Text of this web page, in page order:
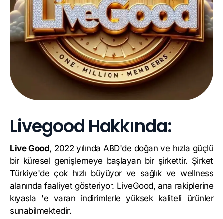
Livegood Hakkında:
Live Good, 2022 yılında ABD'de doğan ve hızla güçlü
bir küresel genişlemeye başlayan bir şirkettir. Şirket
Türkiye'de çok hızlı büyüyor ve sağlık ve wellness
alanında faaliyet gösteriyor. LiveGood, ana rakiplerine
kıyasla 'e varan indirimlerle yüksek kaliteli ürünler
sunabilmektedir.